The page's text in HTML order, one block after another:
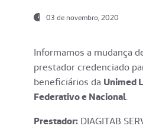
03 de novembro, 2020
Informamos a mudança
prestador credenciado
beneficiários da Unimed
Federativo e Nacional.
Prestador: DIAGITAB